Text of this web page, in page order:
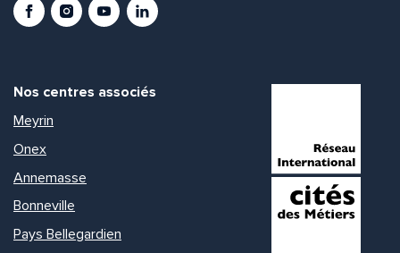
Nos centres associés
Meyrin
Onex
Annemasse
Bonneville
Pays Bellegardien